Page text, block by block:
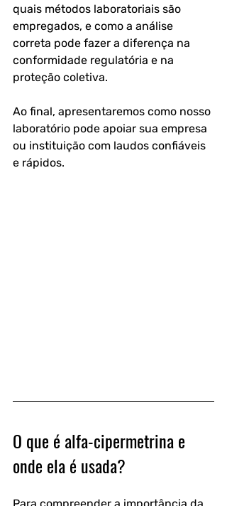
quais métodos laboratoriais são
empregados, e como a análise
correta pode fazer a diferença na
conformidade regulatória e na
proteção coletiva.
Ao final, apresentaremos como nosso
laboratório pode apoiar sua empresa
ou instituição com laudos confiáveis
e rápidos.
O que é alfa-cipermetrina e
onde ela é usada?